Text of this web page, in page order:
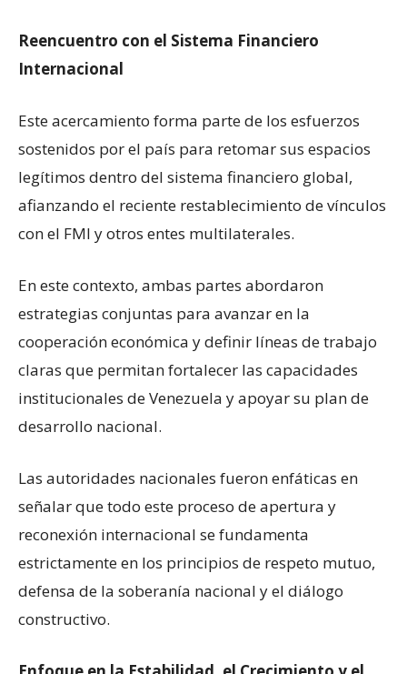
Reencuentro con el Sistema Financiero
Internacional
Este acercamiento forma parte de los esfuerzos
sostenidos por el país para retomar sus espacios
legítimos dentro del sistema financiero global,
afianzando el reciente restablecimiento de vínculos
con el FMI y otros entes multilaterales.
En este contexto, ambas partes abordaron
estrategias conjuntas para avanzar en la
cooperación económica y definir líneas de trabajo
claras que permitan fortalecer las capacidades
institucionales de Venezuela y apoyar su plan de
desarrollo nacional.
Las autoridades nacionales fueron enfáticas en
señalar que todo este proceso de apertura y
reconexión internacional se fundamenta
estrictamente en los principios de respeto mutuo,
defensa de la soberanía nacional y el diálogo
constructivo.